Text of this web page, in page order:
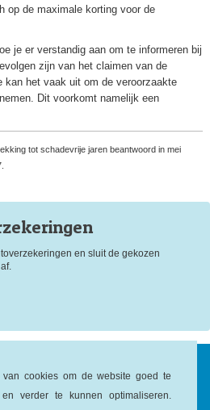
cookies om de website goed te
verder te kunnen optimaliseren.
op de maximale korting voor de
je er verstandig aan om te informeren bij
zijn van het claimen van de
kan het vaak uit om de veroorzaakte
Dit voorkomt namelijk een
tot schadevrije jaren beantwoord in mei
en sluit de gekozen
Sitemap